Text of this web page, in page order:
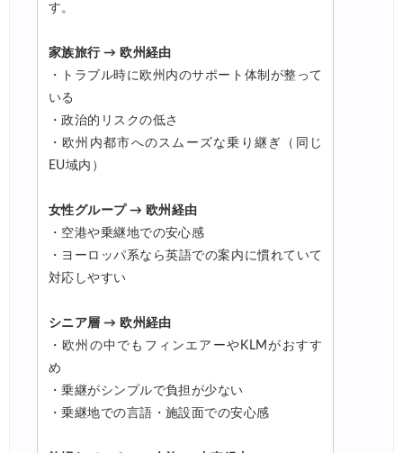
す。
家族旅行 → 欧州経由
・トラブル時に欧州内のサポート体制が整って
いる
・政治的リスクの低さ
・欧州内都市へのスムーズな乗り継ぎ（同じ
EU域内）
女性グループ → 欧州経由
・空港や乗継地での安心感
・ヨーロッパ系なら英語での案内に慣れていて
対応しやすい
シニア層 → 欧州経由
・欧州の中でもフィンエアーやKLMがおすす
め
・乗継がシンプルで負担が少ない
・乗継地での言語・施設面での安心感